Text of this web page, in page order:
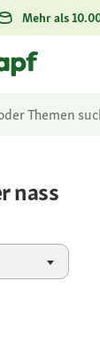
Mehr als
nass